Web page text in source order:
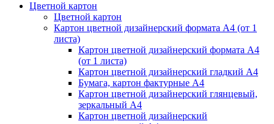
Цветной картон
Цветной картон
Картон цветной дизайнерский формата А4 (от 1
листа)
Картон цветной дизайнерский формата А4
(от 1 листа)
Картон цветной дизайнерский гладкий А4
Бумага, картон фактурные А4
Картон цветной дизайнерский глянцевый,
зеркальный А4
Картон цветной дизайнерский